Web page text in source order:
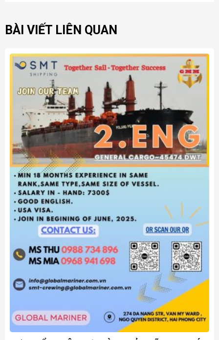
BÀI VIẾT LIÊN QUAN